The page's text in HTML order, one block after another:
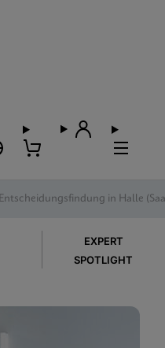
in Halle
EXPERT
SPOTLIGHT